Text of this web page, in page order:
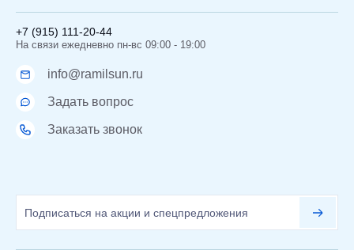
+7 (915) 111-20-44
На связи ежедневно пн-вс 09:00 - 19:00
info@ramilsun.ru
Задать вопрос
Заказать звонок